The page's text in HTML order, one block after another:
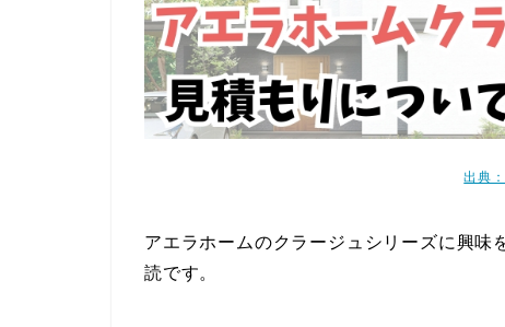
出典
アエラホームのクラージュシリーズに興味
読です。